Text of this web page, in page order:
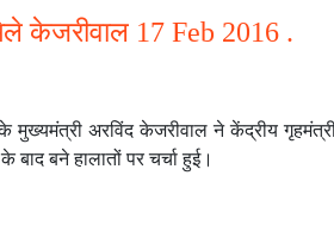
केजरीवाल 17 Feb 2016 .
मुख्यमंत्री अरविंद केजरीवाल ने केंद्रीय
बने हालातों पर चर्चा हुई।